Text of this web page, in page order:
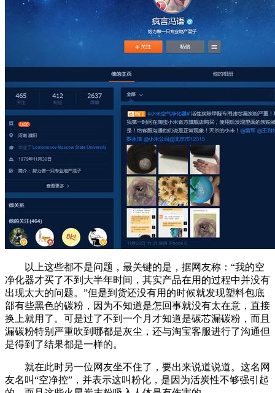
以上这些都不是问题，最关键的是，据网友称：“我的空
净化器才买了不到大半年时间，其实产品在用的过程中并没有
出现太大的问题。”但是到货还没有用的时候就发现塑料包底
部有些黑色的碳粉，因为不知道是怎回事就没有太在意，直接
换上就用了。可是过了不到一个月才知道是碳芯漏碳粉，而且
漏碳粉特别严重吹到哪都是灰尘，还与淘宝客服进行了沟通但
是得到了结果都是一样的。
就在此时另一位网友坐不住了，要出来说道说道。这名网
友名叫“空净控”，并表示这叫粉化，是因为活炭性不够强引起